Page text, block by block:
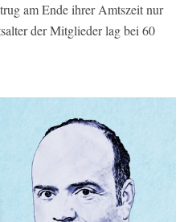
am Ende ihrer Amtszeit nur
der Mitglieder lag bei 60